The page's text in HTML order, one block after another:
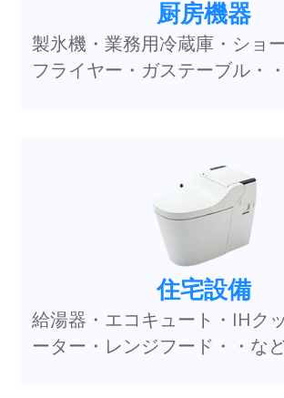
厨房機器
製氷機・業務用冷蔵庫・ショ
フライヤー・ガステーブル・
住宅設備
給湯器・エコキュート・IHク
ーター・レンジフード・・な